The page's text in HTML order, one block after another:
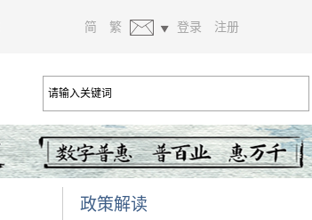
简 繁 登录 注册
政策解读